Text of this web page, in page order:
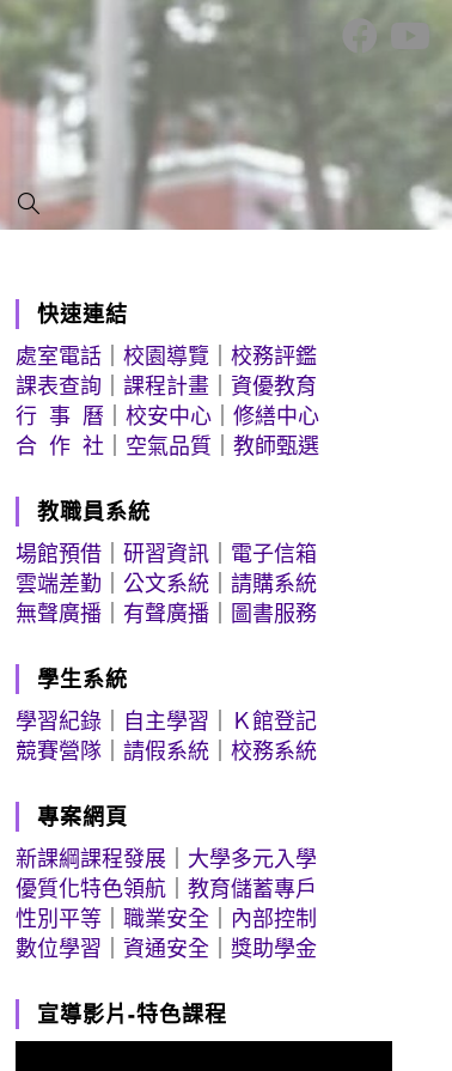
快速連結
處室電話 ｜校園導覽 ｜校務評鑑
課表查詢 ｜課程計畫 ｜資優教育
行 事 曆 ｜校安中心 ｜修繕中心
合 作 社
空氣品質 ｜教師甄選
教職員系統
場館預借 ｜研習資訊
電子信箱
雲端差勤 ｜公文系統 ｜請購系統
無聲廣播
有聲廣播 圖書服務
學生系統
學習紀錄
自主學習
Ｋ館登記
競賽營隊 ｜請假系統 ｜校務系統
專案網頁
新課綱課程發展
大學多元入學
優質化特色領航 ｜教育儲蓄專戶
性別平等 ｜職業安全
內部控制
數位學習 ｜資通安全 ｜獎助學金
宣導影片-特色課程